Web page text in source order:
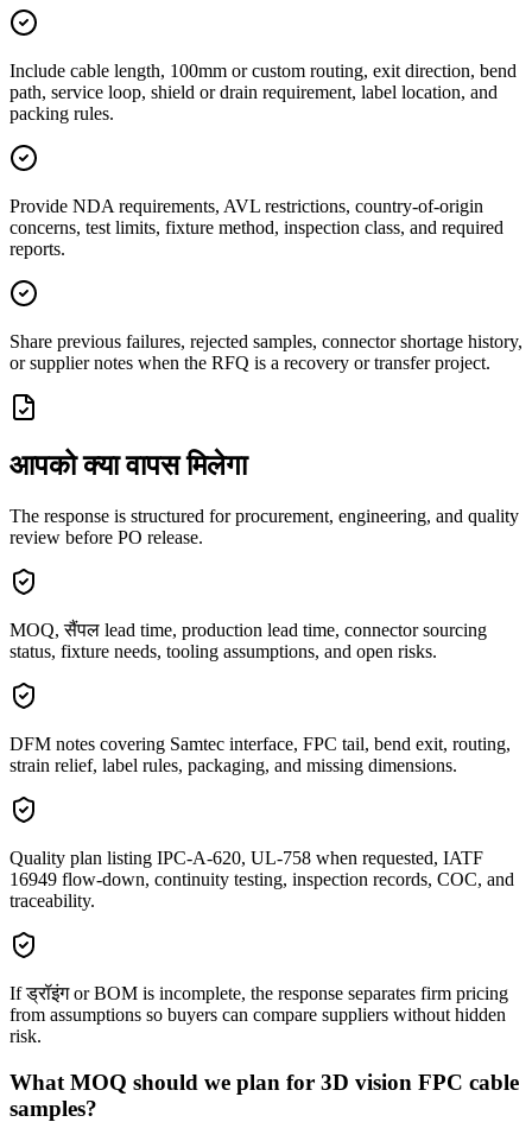
Include cable length, 100mm or custom routing, exit direction, bend
path, service loop, shield or drain requirement, label location, and
packing rules.
Provide NDA requirements, AVL restrictions, country-of-origin
concerns, test limits, fixture method, inspection class, and required
reports.
Share previous failures, rejected samples, connector shortage history,
or supplier notes when the RFQ is a recovery or transfer project.
आपको क्या वापस मिलेगा
The response is structured for procurement, engineering, and quality
review before PO release.
MOQ, सैंपल lead time, production lead time, connector sourcing
status, fixture needs, tooling assumptions, and open risks.
DFM notes covering Samtec interface, FPC tail, bend exit, routing,
strain relief, label rules, packaging, and missing dimensions.
Quality plan listing IPC-A-620, UL-758 when requested, IATF
16949 flow-down, continuity testing, inspection records, COC, and
traceability.
If ड्रॉइंग or BOM is incomplete, the response separates firm pricing
from assumptions so buyers can compare suppliers without hidden
risk.
What MOQ should we plan for 3D vision FPC cable
samples?